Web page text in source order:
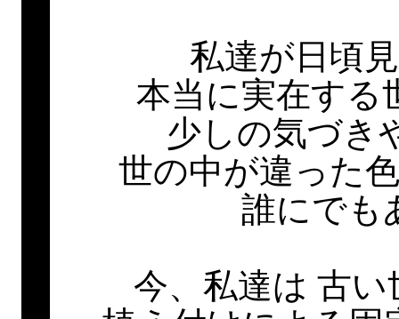
私達が日頃
本当に実在する
少しの気づき
世の中が違った
誰にでも
今、私達は 古